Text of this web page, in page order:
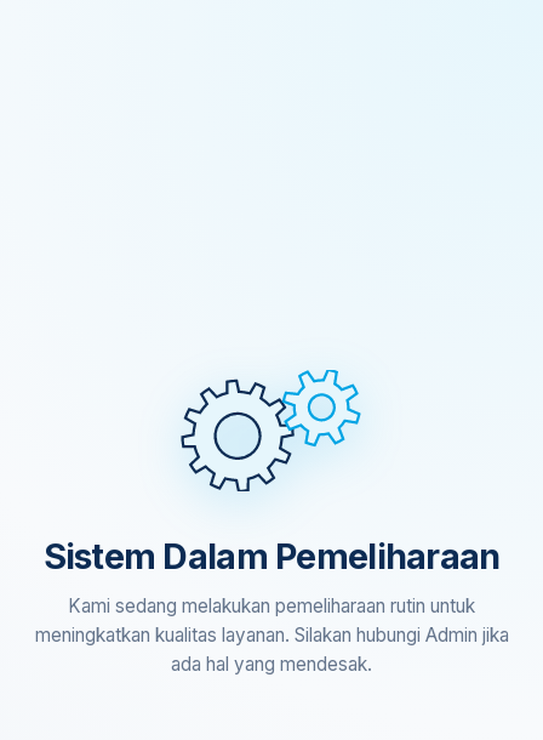
Sistem Dalam Pemeliharaan
Kami sedang melakukan pemeliharaan rutin untuk
meningkatkan kualitas layanan. Silakan hubungi Admin jika
ada hal yang mendesak.